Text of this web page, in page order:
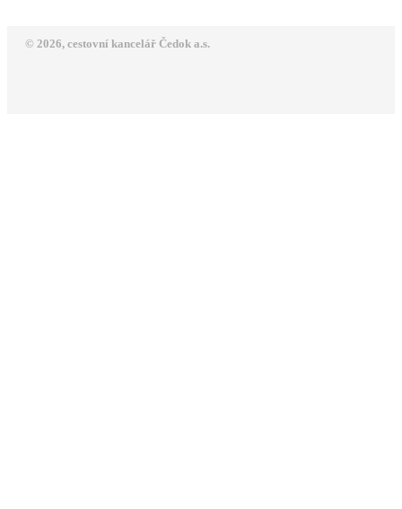
© 2026, cestovní kancelář Čedok a.s.